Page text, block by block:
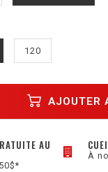
120
AJOUTER
AU
À